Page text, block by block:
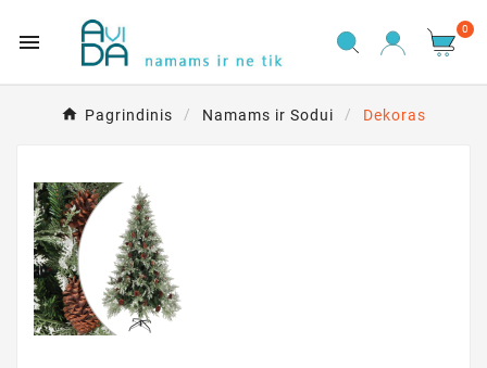

0
Pagrindinis Namams ir Sodui Dekoras